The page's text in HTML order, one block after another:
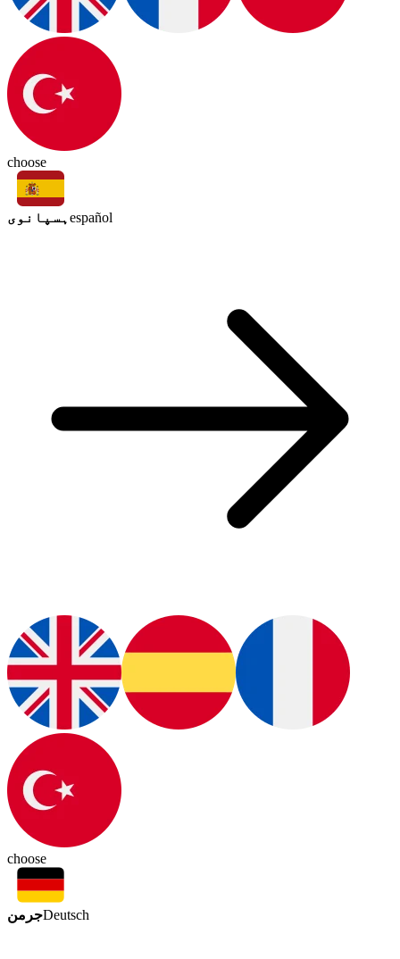
choose
ہسپانوی español
choose
جرمنDeutsch